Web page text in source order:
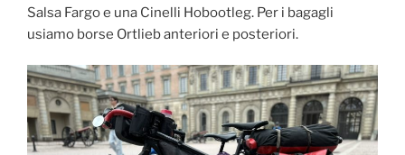
Salsa Fargo e una Cinelli Hobootleg. Per i bagagli
usiamo borse Ortlieb anteriori e posteriori.